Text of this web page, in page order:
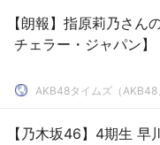
【朗報】指原莉乃さ
チェラー・ジャパン】
AKB48タイムズ（AKB48
【乃木坂46】4期生 早